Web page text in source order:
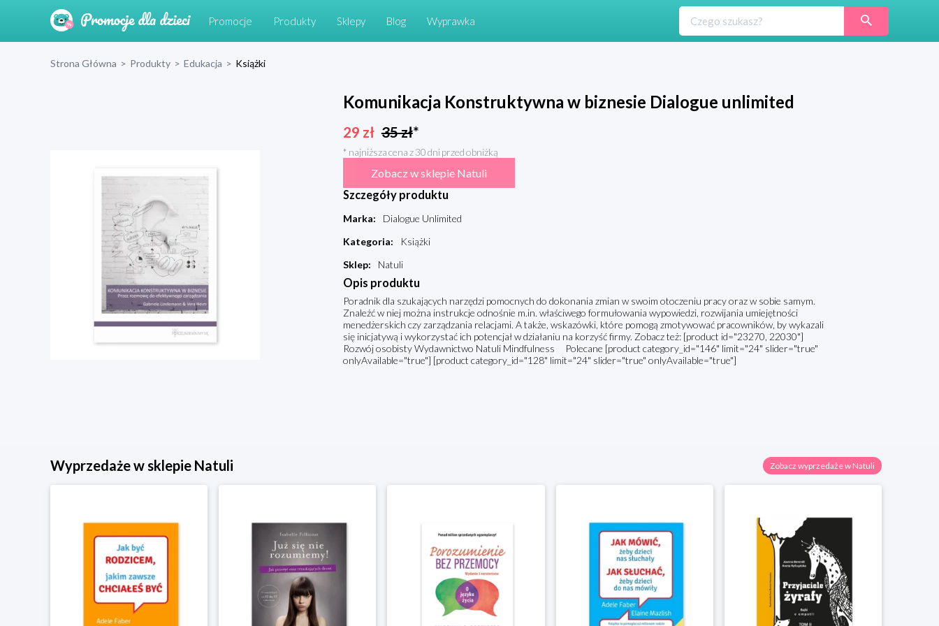
Promocje Produkty Sklepy Blog Wyprawka
Strona Główna > Produkty > Edukacja > Książki
Komunikacja Konstruktywna w biznesie Dialogue unlimited
29 zł 35zł*
* najniższa cena z 30 dni przed obniżką
Zobacz w sklepie Natuli
Szczegóły produktu
Marka:
Dialogue Unlimited
Kategoria:
Książki
Sklep: Natuli
Opis produktu
Poradnik dla szukających narzędzi pomocnych do dokonania zmian w swoim otoczeniu pracy oraz w sobie samym.
Znaleźć w niej można instrukcje odnośnie m.in. właściwego formułowania wypowiedzi, rozwijania umiejętności
menedżerskich czy zarządzania relacjami. A także, wskazówki, które pomogą zmotywować pracowników, by wykazali
się inicjatywą i wykorzystać ich potencjał w działaniu na korzyść firmy. Zobacz też: [product id="23270, 22030"]
Rozwój osobisty Wydawnictwo Natuli Mindfulness Polecane [product category_id="146" limit="24" slider="true"
onlyAvailable="true"] [product category_id="128" limit="24" slider="true" onlyAvailable="true"]
Wyprzedaże w sklepie Natuli Zobacz wyprzedaże w Natuli